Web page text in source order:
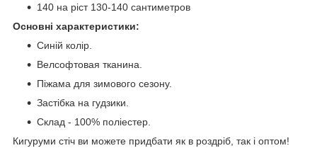
140 на ріст 130-140 сантиметров
Основні характеристики:
Синій колір.
Велсофтовая тканина.
Піжама для зимового сезону.
Застібка на гудзики.
Склад - 100% поліестер.
Кигуруми стіч ви можете придбати як в роздріб, так і оптом!